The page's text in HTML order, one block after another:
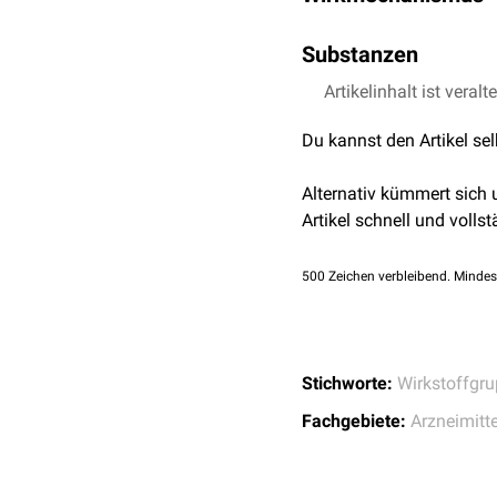
zur Folge, dass
Zellzyklusund die
Die Hemmung der
kommt es zu einer
Substanzen
Bortezomib : Bindet
Ixazomib: Bindet an
Artikelinhalt ist
Du kannst den Artikel
Alternativ kümmert sich
Artikel schnell und
500 Zeichen verbleibend.
Stichworte:
Fachgebiete: